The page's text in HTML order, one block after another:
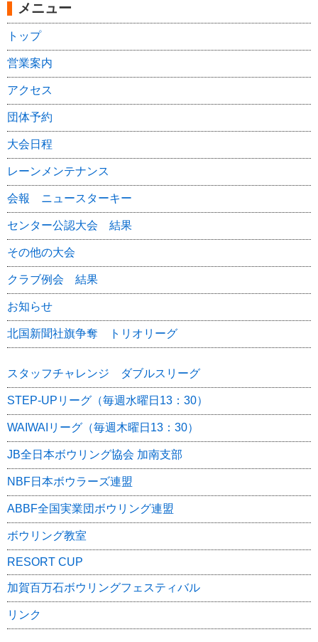
メニュー
トップ
営業案内
アクセス
団体予約
大会日程
レーンメンテナンス
会報 ニュースターキー
センター公認大会 結果
その他の大会
クラブ例会 結果
お知らせ
北国新聞社旗争奪 トリオリーグ
スタ ッフチャレンジ ダブルスリーグ
STEP-UPリーグ（毎週水曜日13：30）
WAIWAIリーグ（毎週木曜日13：30）
JB全日本ボウリング協会 加南支部
NBF日本ボウラーズ連盟
ABBF全国実業団ボウリング連盟
ボウリング教室
RESORT CUP
加賀百万石ボウリングフェスティバル
リンク